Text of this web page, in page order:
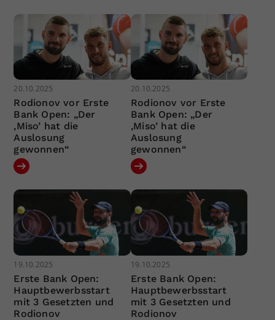
20.10.2025
Rodionov vor Erste
Bank Open: „Der
‚Miso’ hat die
Auslosung
gewonnen“
20.10.2025
Rodionov vor Erste
Bank Open: „Der
‚Miso’ hat die
Auslosung
gewonnen“
19.10.2025
Erste Bank Open:
Hauptbewerbsstart
mit 3 Gesetzten und
Rodionov
19.10.2025
Erste Bank Open:
Hauptbewerbsstart
mit 3 Gesetzten und
Rodionov